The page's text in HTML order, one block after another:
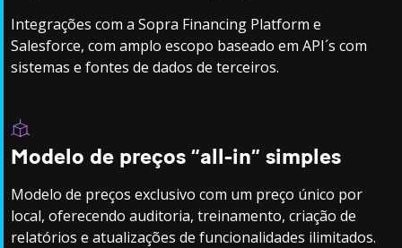
Integrações com a Sopra Financing Platform e
Salesforce, com amplo escopo baseado em API´s com
sistemas e fontes de dados de terceiros.
Modelo de preços “all-in” simples
Modelo de preços exclusivo com um preço único por
local, oferecendo auditoria, treinamento, criação de
relatórios e atualizações de funcionalidades ilimitados.